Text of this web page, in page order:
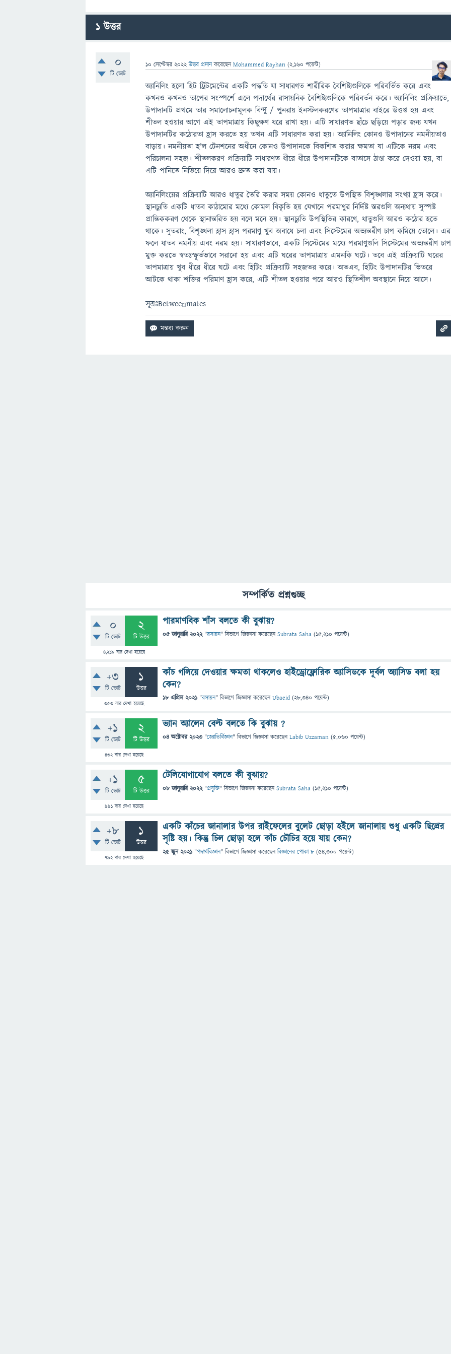
1উত্তর
0
টি ভোট
10 সেপ্টেম্বর 2022 উত্তর প্রদান করেছেনMohammed Rayhan (2,160 পয়েন্ট)
অ্যানিলিং হলো হিট ট্রিটমেন্টের একটি পদ্ধতি যা সাধারণত শারীরিক বৈশিষ্ট্যগুলিকে পরিবর্তিত করে এবং
কখনও কখনও তাপের সংস্পর্শে এলে পদার্থের রাসায়নিক বৈশিষ্ট্যগুলিকে পরিবর্তন করে। অ্যানিলিং প্রক্রিয়াতে,
উপাদানটি প্রথমে তার সমালোচনামূলক বিন্দু / পুনরায় ইনস্টলকরণের তাপমাত্রার বাইরে উত্তপ্ত হয় এবং
শীতল হওয়ার আগে এই তাপমাত্রায় কিছুক্ষণ ধরে রাখা হয়। এটি সাধারণত ছাঁচে ছড়িয়ে পড়ার জন্য যখন
উপাদানটির কঠোরতা হ্রাস করতে হয় তখন এটি সাধারণত করা হয়। অ্যানিলিং কোনও উপাদানের নমনীয়তাও
বাড়ায়। নমনীয়তা হ'ল টেনশনের অধীনে কোনও উপাদানকে বিকশিত করার ক্ষমতা যা এটিকে নরম এবং
পরিচালনা সহজ। শীতলকরণ প্রক্রিয়াটি সাধারণত ধীরে ধীরে উপাদানটিকে বাতাসে ঠাণ্ডা করে দেওয়া হয়, বা
এটি পানিতে নিভিয়ে দিয়ে আরও দ্রুত করা যায়।
অ্যানিলিংয়ের প্রক্রিয়াটি আরও ধাতুর তৈরি করার সময় কোনও ধাতুতে উপস্থিত বিশৃঙ্খলার সংখ্যা হ্রাস করে।
স্থানচ্যুতি একটি ধাতব কাঠামোর মধ্যে কোমল বিকৃতি হয় যেখানে পরমাণুর নির্দিষ্ট স্তরগুলি অন্যথায় সুস্পষ্ট
প্রান্তিককরণ থেকে স্থানান্তরিত হয় বলে মনে হয়। স্থানচ্যুতি উপস্থিতির কারণে, ধাতুগুলি আরও কঠোর হতে
থাকে। সুতরাং, বিশৃঙ্খলা হ্রাস হ্রাস পরমাণু খুব অবাধে চলা এবং সিস্টেমের অভ্যন্তরীণ চাপ কমিয়ে তোলে। এর
ফলে ধাতব নমনীয় এবং নরম হয়। সাধারণভাবে, একটি সিস্টেমের মধ্যে পরমাণুগুলি সিস্টেমের অভ্যন্তরীণ চাপ
মুক্ত করতে স্বতঃস্ফূর্তভাবে সরানো হয় এবং এটি ঘরের তাপমাত্রায় এমনকি ঘটে। তবে এই প্রক্রিয়াটি ঘরের
তাপমাত্রায় খুব ধীরে ধীরে ঘটে এবং হিটিং প্রক্রিয়াটি সহজতর করে। অতএব, হিটিং উপাদানটির ভিতরে
আটকে থাকা শক্তির পরিমাণ হ্রাস করে, এটি শীতল হওয়ার পরে আরও স্থিতিশীল অবস্থানে নিয়ে আসে।
সূত্রঃBetweenmates
সম্পর্কিত প্রশ্নগুচ্ছ
0
টি ভোট
2
টি উত্তর
4,219 বার দেখা হয়েছে
পারমাণবিক শাঁস বলতে কী বুঝায়?
05 জানুয়ারি 2022 "রসায়ন" বিভাগে জিজ্ঞাসাকরেছেনSubrata Saha (15,210 পয়েন্ট)
+3
টি ভোট
1
উত্তর
353 বার দেখা হয়েছে
কাঁচ গলিয়ে দেওয়ার ক্ষমতা থাকলেও হাইড্রোফ্লোরিক অ্যাসিডকে দূর্বল অ্যাসিড বলা হয়
কেন?
18 এপ্রিল 2021 "রসায়ন" বিভাগে জিজ্ঞাসাকরেছেনUbaeid (28,340 পয়েন্ট)
+1
টি ভোট
2
টি উত্তর
432বার দেখা হয়েছে
ভ্যান অ্যালেন বেল্ট বলতে কি বুঝায় ?
04 অক্টোবর 2023 "জ্যোতির্বিজ্ঞান" বিভাগে জিজ্ঞাসাকরেছেনLabib Uzzaman (5,060 পয়েন্ট)
+1
টি ভোট
5
টি উত্তর
991 বার দেখা হয়েছে
টেলিযোগাযোগ বলতে কী বুঝায়?
08 জানুয়ারি 2022 "প্রযুক্তি" বিভাগে জিজ্ঞাসাকরেছেনSubrata Saha (15,210 পয়েন্ট)
+8
টি ভোট
1
উত্তর
792বার দেখা হয়েছে
একটি কাঁচের জানালার উপর রাইফেলের বুলেট ছােড়া হইলে জানালায় শুধু একটি ছিদ্রের
সৃষ্টি হয়। কিন্তু চিল ছোড়া হলে কাঁচ চৌচির হয়ে যায় কেন?
25 জুন 2021 "পদার্থবিজ্ঞান" বিভাগে জিজ্ঞাসাকরেছেনবিজ্ঞানের পোকা ৮ (54,300 পয়েন্ট)